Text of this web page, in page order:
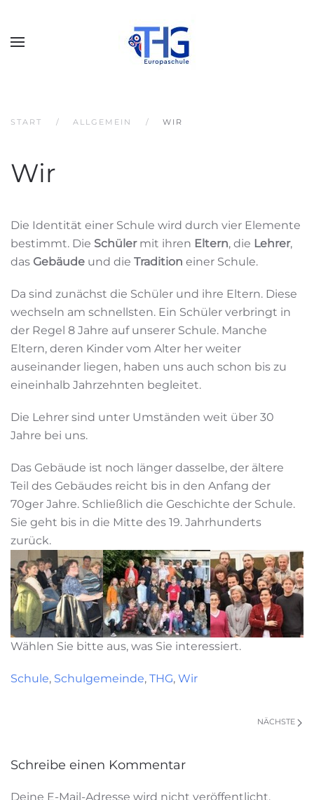
START ALLGEMEIN WIR
Wir
Die Identität einer Schule wird durch vier Elemente
bestimmt. Die Schüler mit ihren Eltern, die Lehrer,
das Gebäude und die Tradition einer Schule.
Da sind zunächst die Schüler und ihre Eltern. Diese
wechseln am schnellsten. Ein Schüler verbringt in
der Regel 8 Jahre auf unserer Schule. Manche
Eltern, deren Kinder vom Alter her weiter
auseinander liegen, haben uns auch schon bis zu
eineinhalb Jahrzehnten begleitet.
Die Lehrer sind unter Umständen weit über 30
Jahre bei uns.
Das Gebäude ist noch länger dasselbe, der ältere
Teil des Gebäudes reicht bis in den Anfang der
70ger Jahre. Schließlich die Geschichte der Schule.
Sie geht bis in die Mitte des 19. Jahrhunderts
zurück.
Wählen Sie bitte aus, was Sie interessiert.
Schule, Schulgemeinde, THG, Wir
NÄCHSTE
Schreibe einen Kommentar
Deine E-Mail-Adresse wird nicht veröffentlicht.